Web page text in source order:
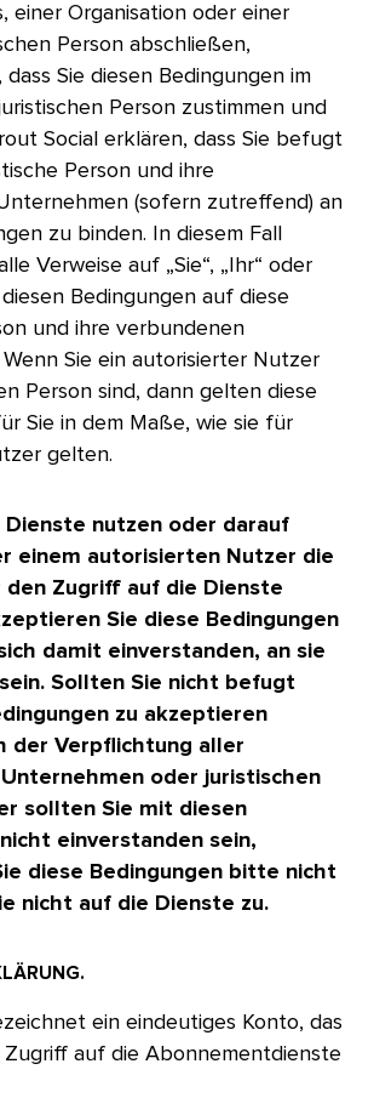
einer Organisation oder einer
Person abschließen,
dass Sie diesen Bedingungen im
Person zustimmen und
Social erklären, dass Sie befugt
Person und ihre
(sofern zutreffend) an
zu binden. In diesem Fall
Verweise auf „Sie“, „Ihr“ oder
Bedingungen auf diese
und ihre verbundenen
Sie ein autorisierter Nutzer
Person sind, dann gelten diese
Sie in dem Maße, wie sie für
gelten.​​
Dienste nutzen oder darauf
einem autorisierten Nutzer die
den Zugriff auf die Dienste
Sie diese Bedingungen
damit einverstanden, an sie
Sollten Sie nicht befugt
zu akzeptieren
der Verpflichtung aller
oder juristischen
sollten Sie mit diesen
einverstanden sein,
diese Bedingungen bitte nicht
nicht auf die Dienste zu.​​
ein eindeutiges Konto, das
auf die Abonnementdienste